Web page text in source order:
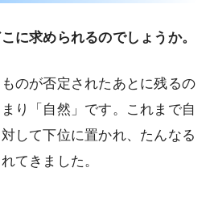
に求められるのでしょうか。
のが否定されたあとに残るの
り「自然」です。これまで自
して下位に置かれ、たんなる
てきました。